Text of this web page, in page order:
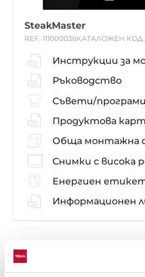
SteakMaster
REF. 111000036КАТАЛОЖЕН КОД.
Инструкции за
Ръководство
Съвети/
Продуктова
Обща монтажна
Снимки с висока
Енергиен
Информационен